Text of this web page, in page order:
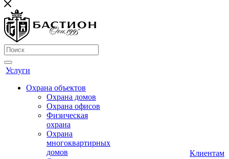
Услуги
Охрана объектов
Охрана домов
Охрана офисов
Физическая
охрана
Охрана
многоквартирных
домов
Клиентам